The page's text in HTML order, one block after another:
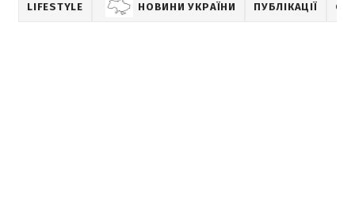
LIFESTYLE НОВИНИ УКРАЇНИ ПУБЛІКАЦІЇ